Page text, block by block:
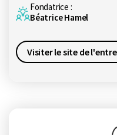
Fondatrice :
Béatrice Hamel
Visiter le site de